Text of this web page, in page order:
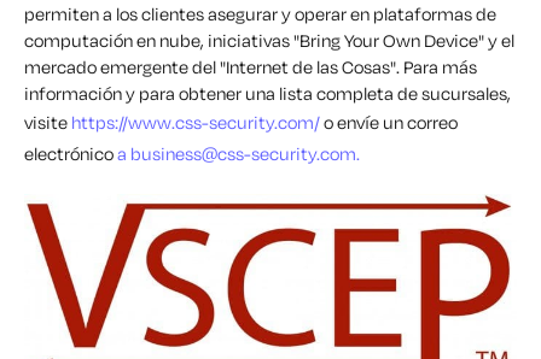
permiten a los clientes asegurar y operar en plataformas de
computación en nube, iniciativas "Bring Your Own Device" y el
mercado emergente del "Internet de las Cosas". Para más
información y para obtener una lista completa de sucursales,
visite https://www.css-security.com/o envíe un correo
electrónicoa business@css-security.com.